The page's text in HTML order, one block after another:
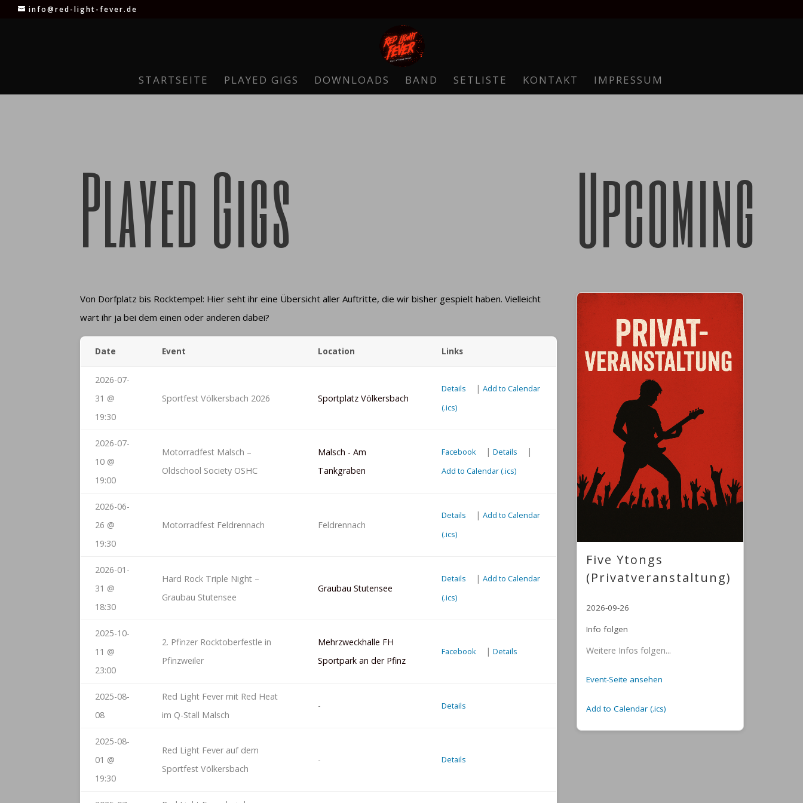
info@red-light-fever.de
STARTSEITE PLAYED GIGS DOWNLOADS BAND SETLISTE KONTAKT IMPRESSUM
Played Gigs
Von Dorfplatz bis Rocktempel: Hier seht ihr eine Übersicht aller Auftritte, die wir bisher gespielt haben. Vielleicht
wart ihr ja bei dem einen oder anderen dabei?
Date Event Location Links
2026-07-
31 @
19:30
Sportfest Völkersbach 2026 Sportplatz Völkersbach
Details |Add to Calendar
(.ics)
2026-07-
10 @
19:00
Motorradfest Malsch –
Oldschool Society OSHC
Malsch - Am
Tankgraben
Facebook |Details |
Add to Calendar (.ics)
2026-06-
26 @
19:30
Motorradfest Feldrennach Feldrennach
Details |Add to Calendar
(.ics)
2026-01-
31 @
18:30
Hard Rock Triple Night –
Graubau Stutensee
Graubau Stutensee
Details |Add to Calendar
(.ics)
2025-10-
11 @
23:00
2. Pfinzer Rocktoberfestle in
Pfinzweiler
Mehrzweckhalle FH
Sportpark an der Pfinz
Facebook |Details
2025-08-
08
Red Light Fever mit Red Heat
im Q-Stall Malsch
- Details
2025-08-
01 @
19:30
Red Light Fever auf dem
Sportfest Völkersbach
- Details
Upcoming
Five Ytongs
(Privatveranstaltung)
2026-09-26
Info folgen
Weitere Infos folgen...
Event-Seite ansehen
Add to Calendar (.ics)